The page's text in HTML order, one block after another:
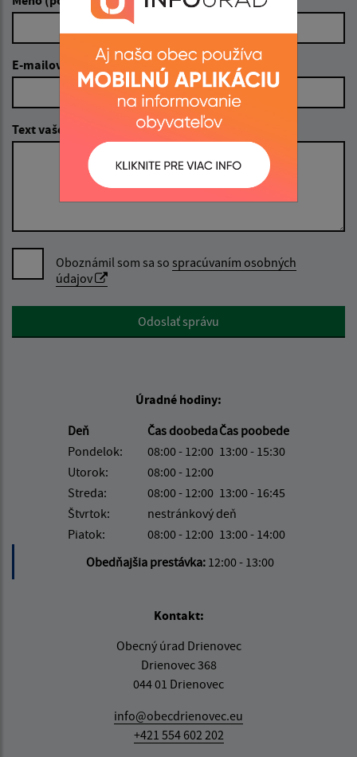
E-mailová adresa (povinné)
Text vašej správy (povinné)
Oboznámil som sa so spracúvaním osobných
údajov
Google reCaptcha ResponseOdoslať správu
Úradné hodiny:
Deň
Čas doobedaČas poobede
Pondelok:
08:00 - 12:00 13:00 - 15:30
Utorok:
08:00 - 12:00
Streda:
08:00 - 12:00 13:00 - 16:45
Štvrtok:
nestránkový deň
Piatok:
08:00 - 12:00 13:00 - 14:00
Obedňajšia prestávka: 12:00 - 13:00
Kontakt:
Obecný úrad Drienovec
Drienovec 368
044 01 Drienovec
info@obecdrienovec.eu
+421 554 602 202